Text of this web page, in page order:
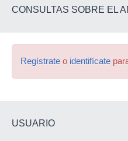
CONSULTAS SOBRE EL
Regístrate o identifícate
USUARIO